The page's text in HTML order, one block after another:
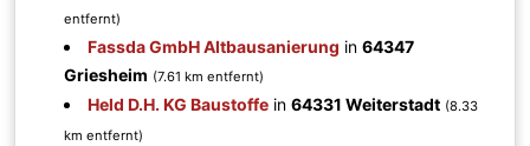
entfernt)
Fassda GmbH Altbausanierung in64347
Griesheim (7.61 km entfernt)
Held D.H. KG Baustoffe in64331 Weiterstadt (8.33
km entfernt)